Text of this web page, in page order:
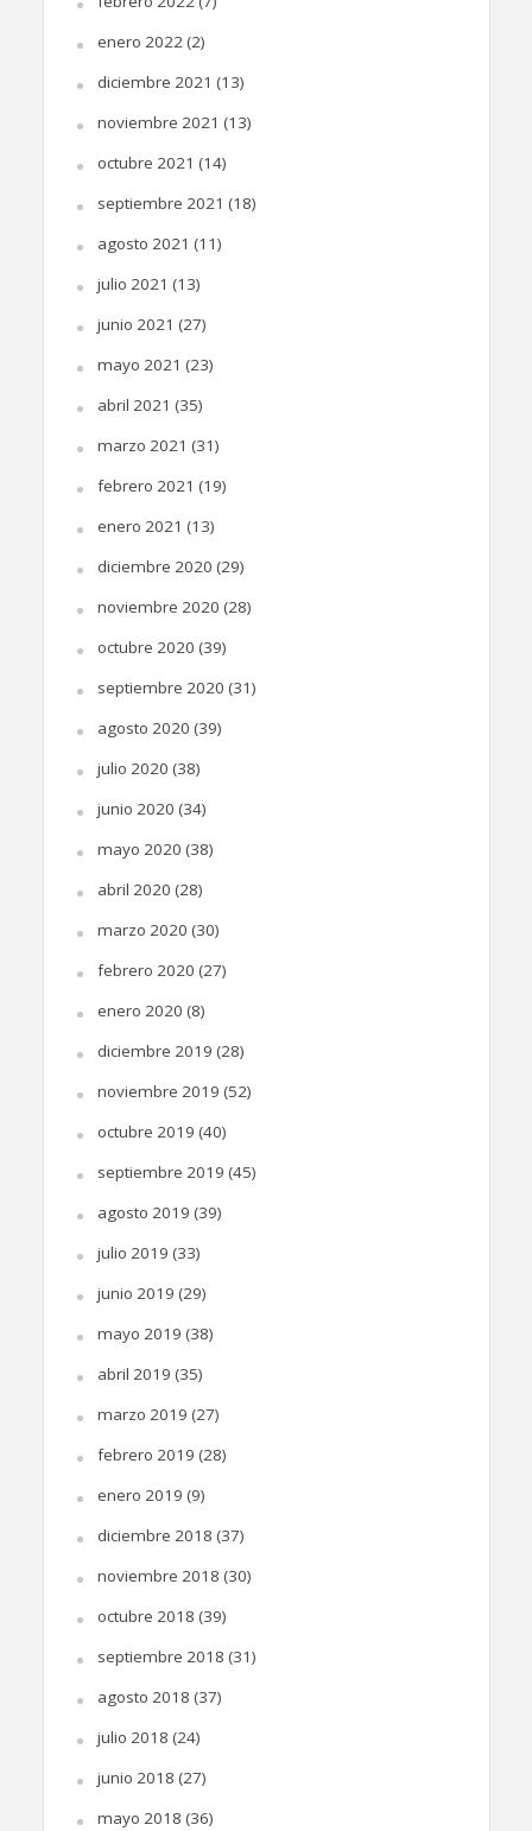
enero 2022(2)
diciembre 2021 (13)
noviembre 2021 (13)
octubre 2021 (14)
septiembre 2021 (18)
agosto 2021 (11)
julio 2021 (13)
junio 2021 (27)
mayo 2021 (23)
abril 2021 (35)
marzo 2021 (31)
febrero 2021 (19)
enero 2021 (13)
diciembre 2020 (29)
noviembre 2020 (28)
octubre 2020 (39)
septiembre 2020 (31)
agosto 2020 (39)
julio 2020 (38)
junio 2020 (34)
mayo 2020 (38)
abril 2020 (28)
marzo 2020 (30)
febrero 2020 (27)
enero 2020 (8)
diciembre 2019 (28)
noviembre 2019 (52)
octubre 2019 (40)
septiembre 2019 (45)
agosto 2019 (39)
julio 2019 (33)
junio 2019 (29)
mayo 2019 (38)
abril 2019 (35)
marzo 2019 (27)
febrero 2019 (28)
enero 2019 (9)
diciembre 2018 (37)
noviembre 2018 (30)
octubre 2018 (39)
septiembre 2018 (31)
agosto 2018 (37)
julio 2018 (24)
junio 2018 (27)
mayo 2018 (36)